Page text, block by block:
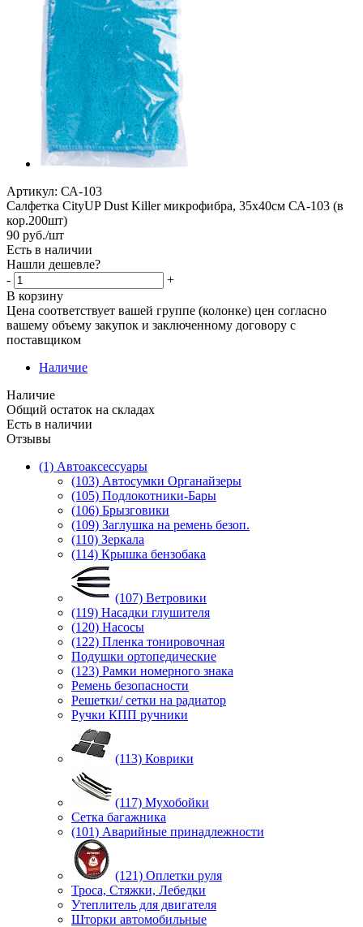
Артикул: СА-103
Салфетка CityUP Dust Killer микрофибра, 35х40см СА-103 (в
кор.200шт)
90 руб./шт
Есть в наличии
Нашли дешевле?
-
+
В корзину
Цена соответствует вашей группе (колонке) цен согласно
вашему объему закупок и заключенному договору с
поставщиком
Наличие
Наличие
Общий остаток на складах
Есть в наличии
Отзывы
(1) Автоаксессуары
(103) Автосумки Органайзеры
(105) Подлокотники-Бары
(106) Брызговики
(109) Заглушка на ремень безоп.
(110) Зеркала
(114) Крышка бензобака
(107) Ветровики
(119) Насадки глушителя
(120) Насосы
(122) Пленка тонировочная
Подушки ортопедические
(123) Рамки номерного знака
Ремень безопасности
Решетки/ сетки на радиатор
Ручки КПП ручники
(113) Коврики
(117) Мухобойки
Сетка багажника
(101) Аварийные принадлежности
(121) Оплетки руля
Троса, Стяжки, Лебедки
Утеплитель для двигателя
Шторки автомобильные